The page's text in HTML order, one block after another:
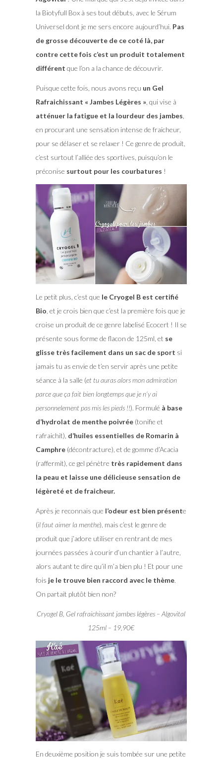
la Biotyfull Box à ses tout débuts, avec le Sérum
Universel dont je me sers encore aujourd’hui. Pas
de grosse découverte de ce coté là, par
contre cette fois c’est un produit totalement
différent que l’on a la chance de découvrir.
Puisque cette fois, nous avons reçu un Gel
Rafraichissant « Jambes Légères », qui vise à
atténuer la fatigue et la lourdeur des jambes
en procurant une sensation intense de fraicheur,
pour se délaser et se relaxer ! Ce genre de produit,
c’est surtout l’alliée des sportives, puisqu’on le
préconise surtout pour les courbatures !
Le petit plus, c’est que le Cryogel B est certifié
Bio, et je crois bien que c’est la première fois que je
croise un produit de ce genre labelisé Ecocert ! Il se
présente sous forme de flacon de 125ml, et se
glisse très facilement dans un sac de sport si
jamais tu as envie de t’en servir après une petite
séance à la salle (et tu auras alors mon admiration
parce que ça fait bien longtemps que je n’y ai
personnelement pas mis les pieds !!). Formulé à base
d’hydrolat de menthe poivrée(tonifie et
rafraichit), d’huiles essentielles de Romarin à
Camphre(décontracture), et de gomme d’Acacia
(raffermit), ce gel pénètre très rapidement dans
la peau et laisse une délicieuse sensation de
légèreté et de fraicheur.
Après je reconnais que l’odeur est bien présente
(il faut aimer la menthe), mais c’est le genre de
produit que j’adore utiliser en rentrant de mes
journées passées à courir d’un chantier à l’autre,
alors autant te dire qu’il m’a bien plu ! Et pour une
fois je le trouve bien raccord avec le thème.
On partait plutôt bien non?
Cryogel B, Gel rafraichissant jambes légères – Algovital
125ml – 19,90€
En deuxième position je suis tombée sur une petite